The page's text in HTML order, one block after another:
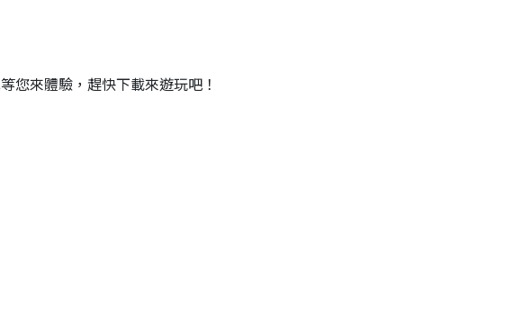
您來體驗，趕快下載來遊玩吧！